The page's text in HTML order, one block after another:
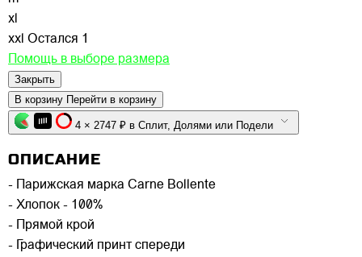
xl
xxl Остался 1
Помощь в выборе размера
Закрыть
В корзину Перейти в корзину
4 × 2747 ₽ в Сплит, Долями или Подели
ОПИСАНИЕ
- Парижская марка Carne Bollente
- Хлопок - 100%
- Прямой крой
- Графический принт спереди